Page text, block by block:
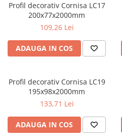
Parchet Triplu Stratificat
Profil decorativ Cornisa LC17
200x77x2000mm
109,26 Lei
ADAUGA IN COS
Profil decorativ Cornisa LC19
195x98x2000mm
133,71 Lei
ADAUGA IN COS